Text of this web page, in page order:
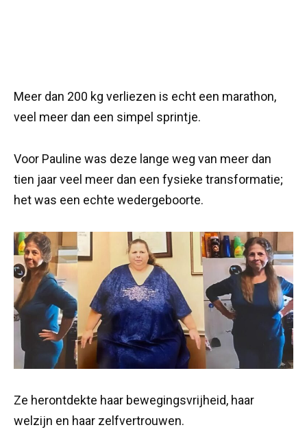
Meer dan 200 kg verliezen is echt een marathon,
veel meer dan een simpel sprintje.
Voor Pauline was deze lange weg van meer dan
tien jaar veel meer dan een fysieke transformatie;
het was een echte wedergeboorte.
Ze herontdekte haar bewegingsvrijheid, haar
welzijn en haar zelfvertrouwen.